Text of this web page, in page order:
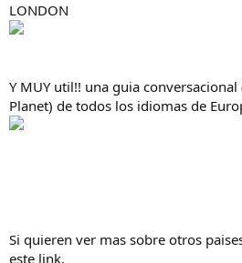
LONDON
Y MUY util!! una guia
Planet) de todos los idiomas de
Si quieren ver mas sobre otros
este link.